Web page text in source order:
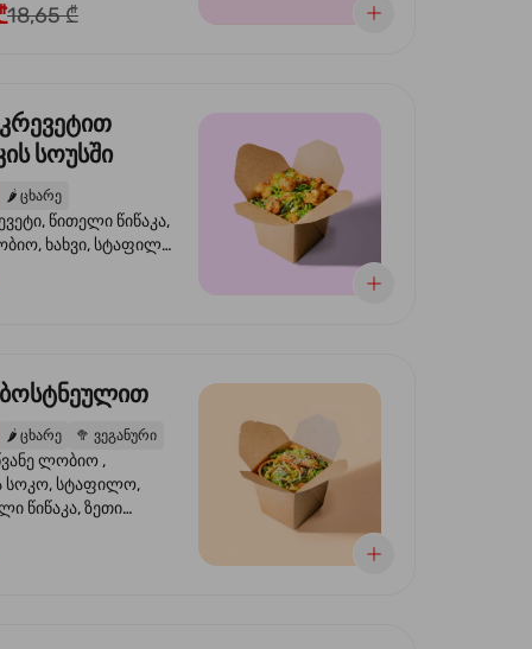
სოუსით, მწვანე
18,65 ₾
სოუსში
🌶️ ცხარე
წითელი წიწაკა,
ხახვი, სტაფილო,
ნიორი
🌶️ ცხარე 🥦 ვეგანური
ლობიო ,
სოკო, სტაფილო,
წიწაკა, ზეთი